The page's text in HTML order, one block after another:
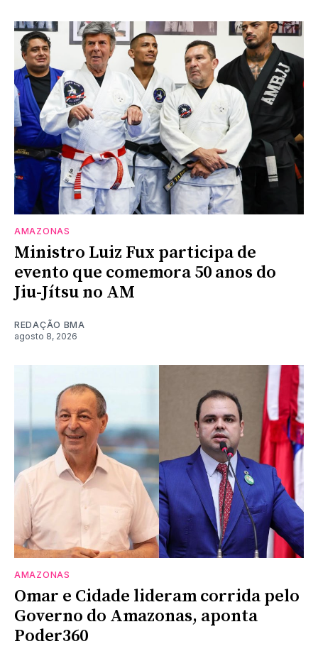
AMAZONAS
Ministro Luiz Fux participa de
evento que comemora 50 anos do
Jiu-Jítsu no AM
REDAÇÃO BMA
agosto 8, 2026
AMAZONAS
Omar e Cidade lideram corrida pelo
Governo do Amazonas, aponta
Poder360